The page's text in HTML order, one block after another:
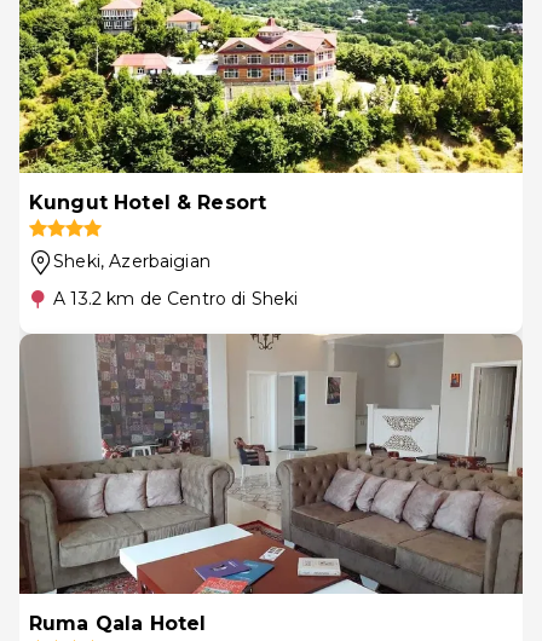
Kungut Hotel & Resort
Sheki, Azerbaigian
A 13.2 km de Centro di Sheki
Ruma Qala Hotel